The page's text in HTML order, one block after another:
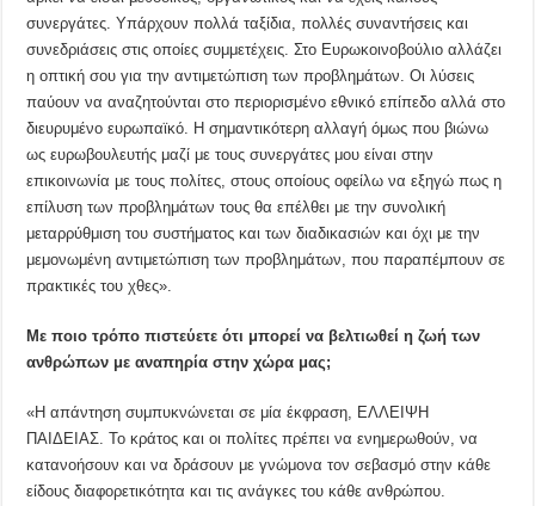
συνεργάτες. Υπάρχουν πολλά ταξίδια, πολλές συναντήσεις και
συνεδριάσεις στις οποίες συμμετέχεις. Στο Ευρωκοινοβούλιο αλλάζει
η οπτική σου για την αντιμετώπιση των προβλημάτων. Οι λύσεις
παύουν να αναζητούνται στο περιορισμένο εθνικό επίπεδο αλλά στο
διευρυμένο ευρωπαϊκό. Η σημαντικότερη αλλαγή όμως που βιώνω
ως ευρωβουλευτής μαζί με τους συνεργάτες μου είναι στην
επικοινωνία με τους πολίτες, στους οποίους οφείλω να εξηγώ πως η
επίλυση των προβλημάτων τους θα επέλθει με την συνολική
μεταρρύθμιση του συστήματος και των διαδικασιών και όχι με την
μεμονωμένη αντιμετώπιση των προβλημάτων, που παραπέμπουν σε
πρακτικές του χθες».
Με ποιο τρόπο πιστεύετε ότι μπορεί να βελτιωθεί η ζωή των
ανθρώπων με αναπηρία στην χώρα μας;
«Η απάντηση συμπυκνώνεται σε μία έκφραση, ΕΛΛΕΙΨΗ
ΠΑΙΔΕΙΑΣ. Το κράτος και οι πολίτες πρέπει να ενημερωθούν, να
κατανοήσουν και να δράσουν με γνώμονα τον σεβασμό στην κάθε
είδους διαφορετικότητα και τις ανάγκες του κάθε ανθρώπου.